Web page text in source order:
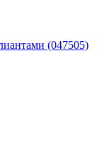
(047505)